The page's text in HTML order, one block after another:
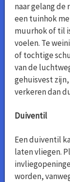
naar gelang de
een tuinhok
muurhok of til
voelen. Te
of tochtige
van de
gehuisvest
verkeren dan
Duiventil
Een duiventil
laten vliegen.
worden,